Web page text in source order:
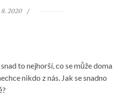
8. 2020
to nejhorší, co se může doma
nikdo z nás. Jak se snadno